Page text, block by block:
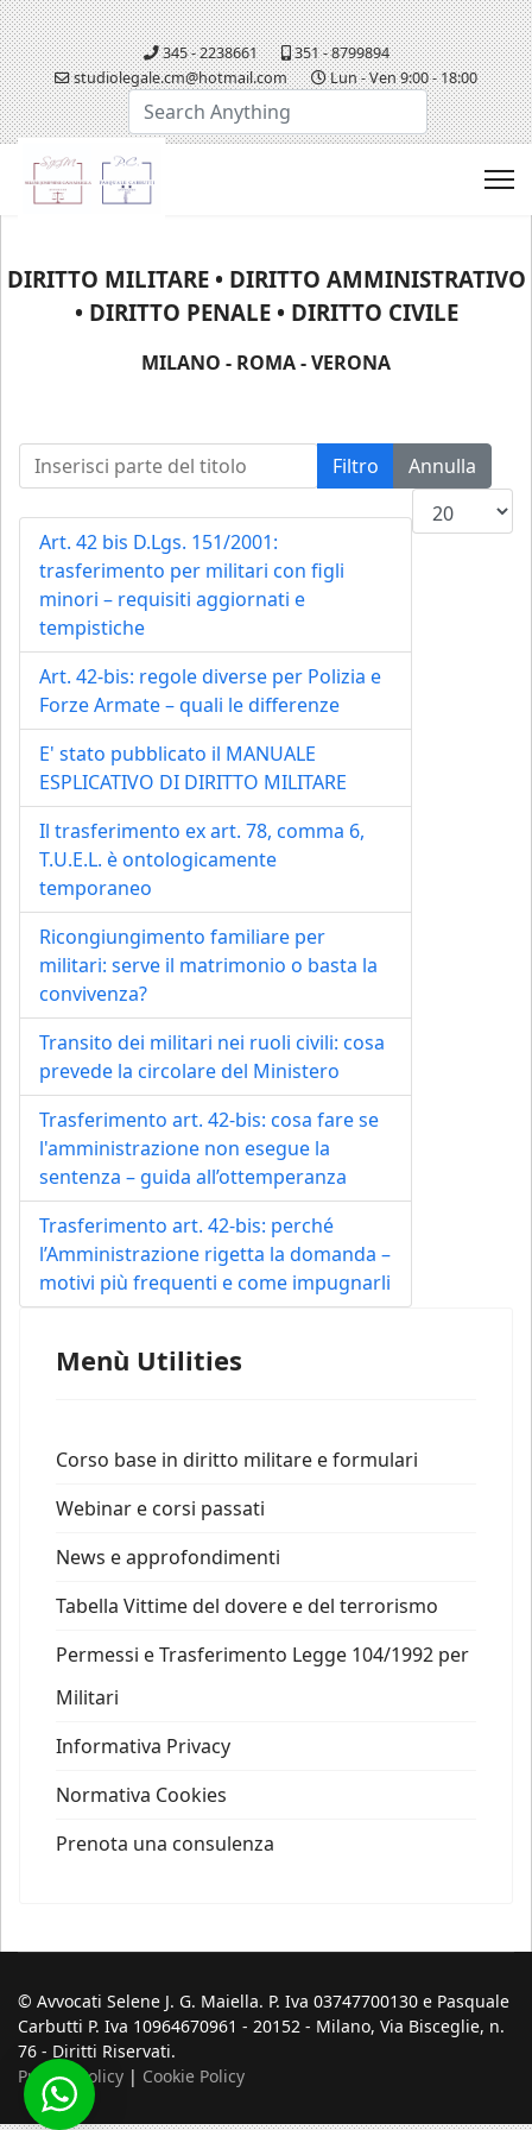
345 - 2238661
351 - 8799894
studiolegale.cm@hotmail.com
Lun - Ven 9:00 - 18:00
DIRITTO MILITARE • DIRITTO AMMINISTRATIVO
• DIRITTO PENALE • DIRITTO CIVILE
MILANO - ROMA - VERONA
Inserisci parte del titolo Filtro
Annulla
Visualizza n.
Art. 42 bis D.Lgs. 151/2001:
trasferimento per militari con figli
minori – requisiti aggiornati e
tempistiche
Art. 42-bis: regole diverse per Polizia e
Forze Armate – quali le differenze
E' stato pubblicato il MANUALE
ESPLICATIVO DI DIRITTO MILITARE
Il trasferimento ex art. 78, comma 6,
T.U.E.L. è ontologicamente
temporaneo
Ricongiungimento familiare per
militari: serve il matrimonio o basta la
convivenza?
Transito dei militari nei ruoli civili: cosa
prevede la circolare del Ministero
Trasferimento art. 42-bis: cosa fare se
l'amministrazione non esegue la
sentenza – guida all’ottemperanza
Trasferimento art. 42-bis: perché
l’Amministrazione rigetta la domanda –
motivi più frequenti e come impugnarli
Menù Utilities
Corso base in diritto militare e formulari
Webinar e corsi passati
News e approfondimenti
Tabella Vittime del dovere e del terrorismo
Permessi e Trasferimento Legge 104/1992 per
Militari
Informativa Privacy
Normativa Cookies
Prenota una consulenza
© Avvocati Selene J. G. Maiella. P. Iva 03747700130 e Pasquale
Carbutti P. Iva 10964670961 - 20152 - Milano, Via Bisceglie, n.
76 - Diritti Riservati.
Privacy Policy | Cookie Policy